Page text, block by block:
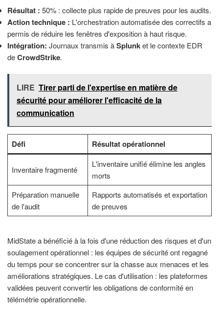
Résultat : 50% : collecte plus rapide de preuves pour les audits.
Action technique : L'orchestration automatisée des correctifs a
permis de réduire les fenêtres d'exposition à haut risque.
Intégration: Journaux transmis àSplunket le contexte EDR
deCrowdStrike.
LIRE Tirer parti de l'expertise en matière de
sécurité pour améliorer l'efficacité de la
communication
Défi Résultat opérationnel
Inventaire fragmenté
L'inventaire unifié élimine les angles
morts
Préparation manuelle
de l'audit
Rapports automatisés et exportation
de preuves
MidState a bénéficié à la fois d'une réduction des risques et d'un
soulagement opérationnel : les équipes de sécurité ont regagné
du temps pour se concentrer sur la chasse aux menaces et les
améliorations stratégiques. Le cas d'utilisation : les plateformes
validées peuvent convertir les obligations de conformité en
télémétrie opérationnelle.